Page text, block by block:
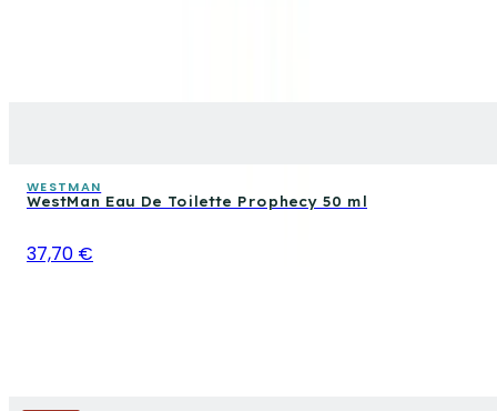
WESTMAN
WestMan Eau De Toilette Prophecy 50 ml
37,70 €